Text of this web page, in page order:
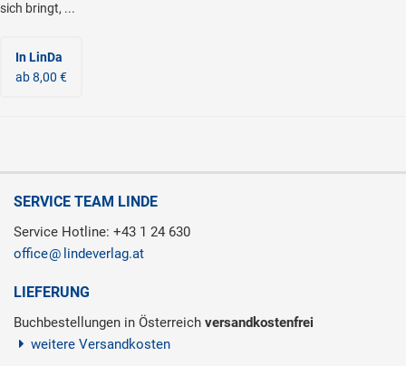
sich bringt, ...
In LinDa
ab 8,00 €
SERVICE TEAM LINDE
Service Hotline: +43 1 24 630
office
lindeverlag.at
LIEFERUNG
Buchbestellungen in Österreich versandkostenfrei
weitere Versandkosten